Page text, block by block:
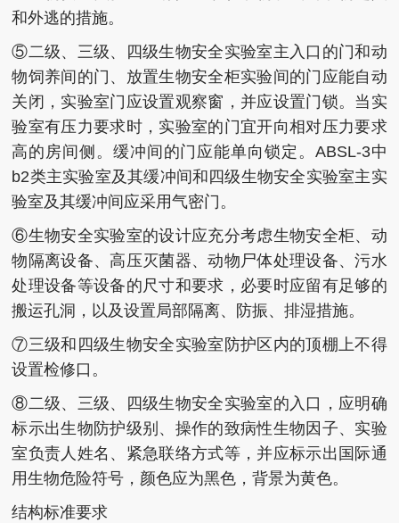
和外逃的措施。
⑤二级、三级、四级生物安全实验室主入口的门和动
物饲养间的门、放置生物安全柜实验间的门应能自动
关闭，实验室门应设置观察窗，并应设置门锁。当实
验室有压力要求时，实验室的门宜开向相对压力要求
高的房间侧。缓冲间的门应能单向锁定。ABSL-3中
b2类主实验室及其缓冲间和四级生物安全实验室主实
验室及其缓冲间应采用气密门。
⑥生物安全实验室的设计应充分考虑生物安全柜、动
物隔离设备、高压灭菌器、动物尸体处理设备、污水
处理设备等设备的尺寸和要求，必要时应留有足够的
搬运孔洞，以及设置局部隔离、防振、排湿措施。
⑦三级和四级生物安全实验室防护区内的顶棚上不得
设置检修口。
⑧二级、三级、四级生物安全实验室的入口，应明确
标示出生物防护级别、操作的致病性生物因子、实验
室负责人姓名、紧急联络方式等，并应标示出国际通
用生物危险符号，颜色应为黑色，背景为黄色。
结构标准要求